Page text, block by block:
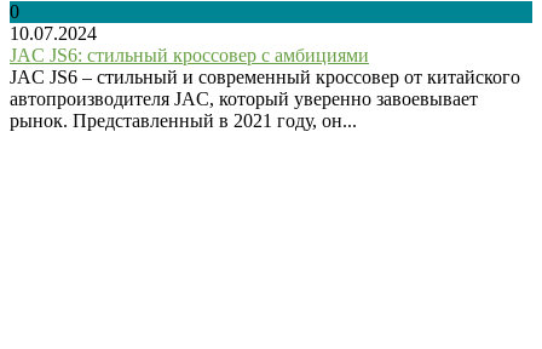
0
10.07.2024
JAC JS6: стильный кроссовер с амбициями
JAC JS6 – стильный и современный кроссовер от китайского
автопроизводителя JAC, который уверенно завоевывает
рынок. Представленный в 2021 году, он...